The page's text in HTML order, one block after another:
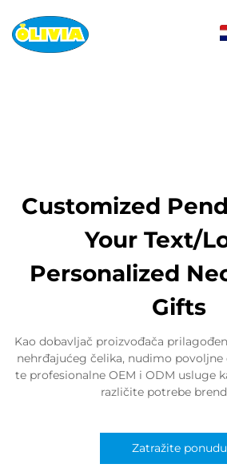
Customized
Your Text/
Personalized
Gifts
Kao dobavljač proizvođača
nehrđajućeg čelika, nudimo povoljne
te profesionalne OEM i ODM usluge
različite potrebe
Zatražite ponudu